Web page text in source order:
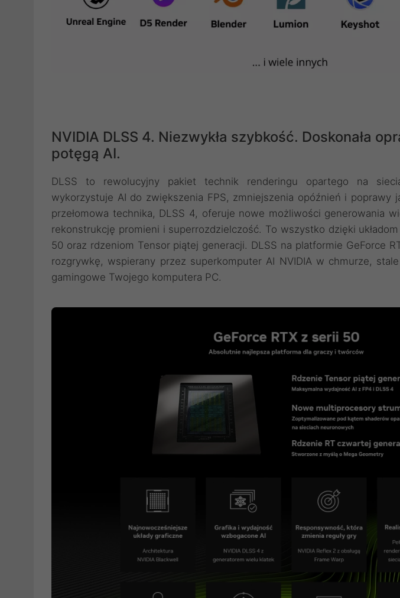
NVIDIA DLSS 4. Niezwykła szybkość. Doskonała
potęgą AI.
DLSS to rewolucyjny pakiet technik renderingu opartego na
wykorzystuje AI do zwiększenia FPS, zmniejszenia opóźnień i poprawy
przełomowa technika, DLSS 4, oferuje nowe możliwości generowania
rekonstrukcję promieni i superrozdzielczość. To wszystko dzięki
50 oraz rdzeniom Tensor piątej generacji. DLSS na platformie GeForce
rozgrywkę, wspierany przez superkomputer AI NVIDIA w chmurze,
gamingowe Twojego komputera PC.